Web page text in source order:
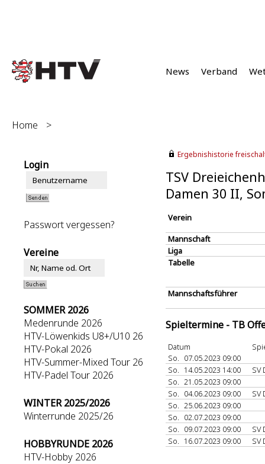
News Verband
Home >
Login
Passwort vergessen?
Vereine
SOMMER 2026
Medenrunde 2026
HTV-Löwenkids U8+/U10 26
HTV-Pokal 2026
HTV-Summer-Mixed Tour 26
HTV-Padel Tour 2026
WINTER 2025/2026
Winterrunde 2025/26
HOBBYRUNDE 2026
HTV-Hobby 2026
Ergebnishistorie
TSV
Damen 30 II,
Verein
Mannschaft
Liga
Tabelle
Mannschaftsführer
Spieltermine - TB
Datum
So. 07.05.2023 09:00
So. 14.05.2023 14:00
So. 21.05.2023 09:00
So. 04.06.2023 09:00
So. 25.06.2023 09:00
So. 02.07.2023 09:00
So. 09.07.2023 09:00
So. 16.07.2023 09:00